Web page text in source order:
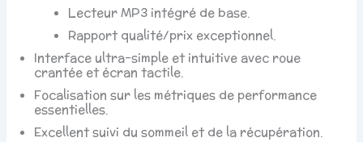
Lecteur MP3 intégré de base.
Rapport qualité/prix exceptionnel.
Interface ultra-simple et intuitive avec roue
crantée et écran tactile.
Focalisation sur les métriques de performance
essentielles.
Excellent suivi du sommeil et de la récupération.